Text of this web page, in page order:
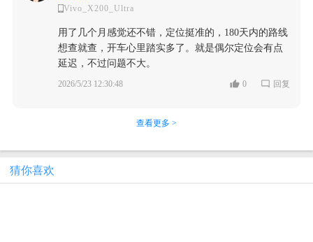
Vivo_X200_Ultra
用了几个月感觉还不错，定位挺准的，180天内的路线
想查就查，开车心里踏实多了。就是偶尔定位会有点
延迟，不过问题不大。
2026/5/23 12:30:48 0 回复
查看更多 >
猜你喜欢